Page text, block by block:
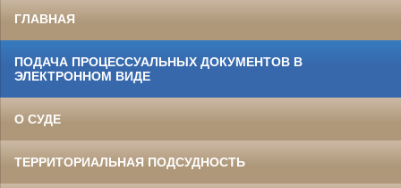
ГЛАВНАЯ
ПОДАЧА ПРОЦЕССУАЛЬНЫХ ДОКУМЕНТОВ В
ЭЛЕКТРОННОМ ВИДЕ
О СУДЕ
ТЕРРИТОРИАЛЬНАЯ ПОДСУДНОСТЬ